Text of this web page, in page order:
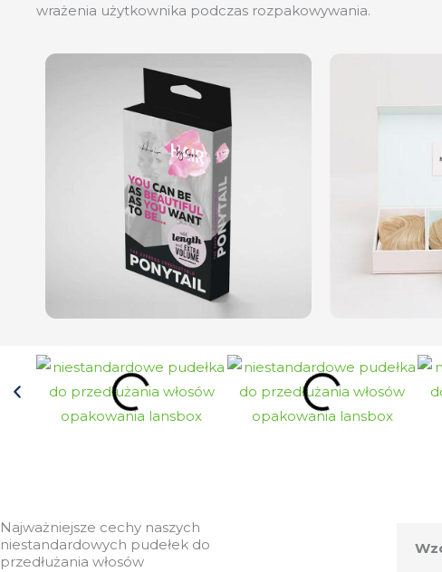
wrażenia użytkownika podczas rozpakowywania.
Najważniejsze cechy naszych
niestandardowych pudełek do
przedłużania włosów